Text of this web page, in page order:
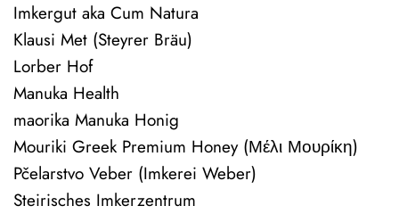
Imkergut aka Cum Natura
Klausi Met (Steyrer Bräu)
Lorber Hof
Manuka Health
maorika Manuka Honig
Mouriki Greek Premium Honey (Μέλι Μουρίκη)
Pčelarstvo Veber (Imkerei Weber)
Steirisches Imkerzentrum